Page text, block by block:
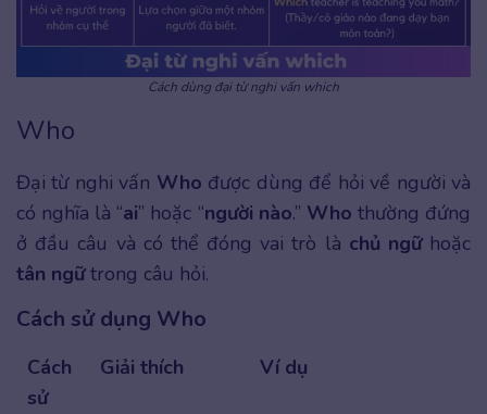
Cách dùng đại từ nghi vấn which
Who
Đại từ nghi vấn Who được dùng để hỏi về người và
có nghĩa là “ai” hoặc “người nào.” Who thường đứng
ở đầu câu và có thể đóng vai trò là chủ ngữhoặc
tân ngữtrong câu hỏi.
Cách sử dụng Who
Cách
sử
Giải thích Ví dụ